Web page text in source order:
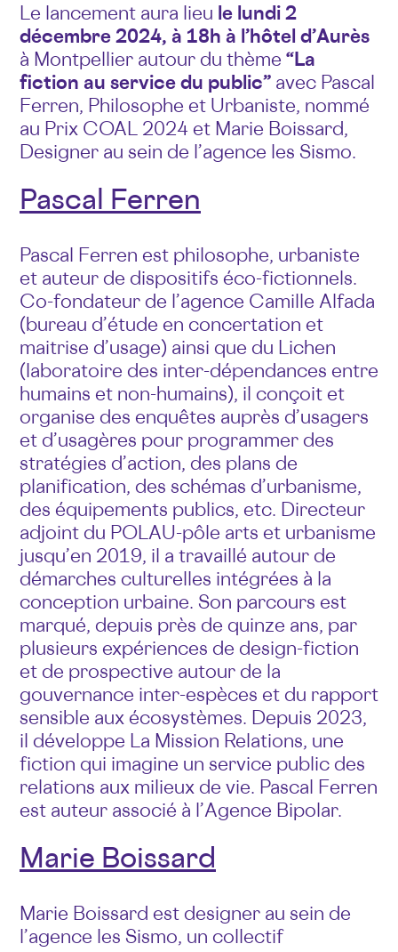
Le lancement aura lieu le lundi 2
décembre 2024, à 18h à l’hôtel d’Aurès
à Montpellier autour du thème “La
fiction au service du public” avec Pascal
Ferren, Philosophe et Urbaniste, nommé
au Prix COAL 2024 et Marie Boissard,
Designer au sein de l’agence les Sismo.
Pascal Ferren
Pascal Ferren est philosophe, urbaniste
et auteur de dispositifs éco-fictionnels.
Co-fondateur de l’agence Camille Alfada
(bureau d’étude en concertation et
maitrise d’usage) ainsi que du Lichen
(laboratoire des inter-dépendances entre
humains et non-humains), il conçoit et
organise des enquêtes auprès d’usagers
et d’usagères pour programmer des
stratégies d’action, des plans de
planification, des schémas d’urbanisme,
des équipements publics, etc. Directeur
adjoint du POLAU-pôle arts et urbanisme
jusqu’en 2019, il a travaillé autour de
démarches culturelles intégrées à la
conception urbaine. Son parcours est
marqué, depuis près de quinze ans, par
plusieurs expériences de design-fiction
et de prospective autour de la
gouvernance inter-espèces et du rapport
sensible aux écosystèmes. Depuis 2023,
il développe La Mission Relations, une
fiction qui imagine un service public des
relations aux milieux de vie. Pascal Ferren
est auteur associé à l’Agence Bipolar.
Marie Boissard
Marie Boissard est designer au sein de
l’agence les Sismo, un collectif